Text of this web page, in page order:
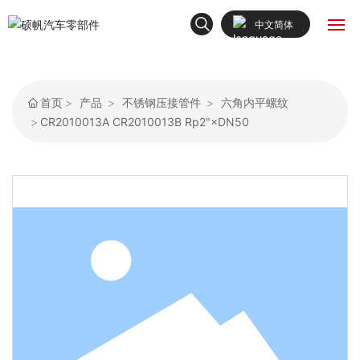
关于我们
中文简体
首页 产品 不锈钢压接管件
六角内平螺纹
CR2010013A CR2010013B Rp2"×DN50